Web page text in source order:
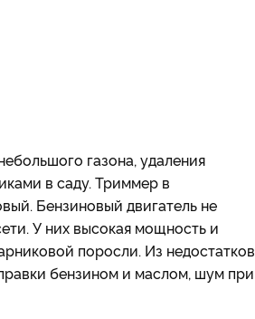
газона, удаления
в саду. Триммер в
Бензиновый двигатель не
У них высокая мощность и
поросли. Из недостатков
бензином и маслом, шум при